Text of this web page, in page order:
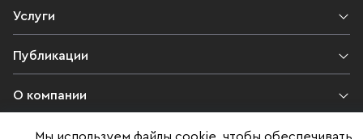
Услуги
Публикации
О компании
Контакты